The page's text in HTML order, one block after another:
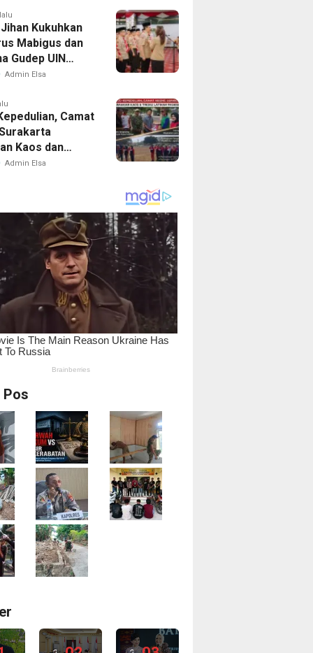
Kukuhkan
Mabigus dan
Gudep UIN
Dorong
Generasi Muda
Admin Elsa
Camat
Kaos dan
Paskibra
Admin Elsa
Pos